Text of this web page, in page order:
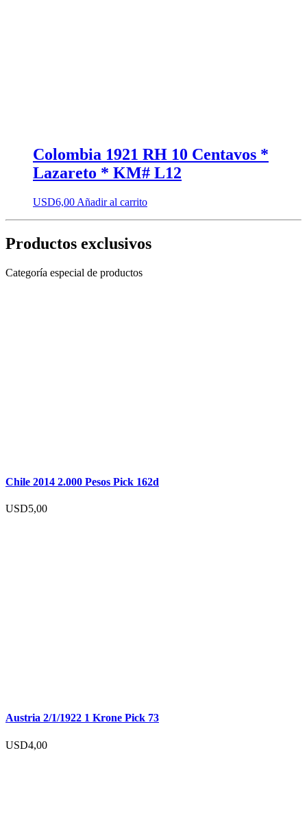
Colombia 1921 RH 10 Centavos *
Lazareto * KM# L12
USD6,00 Añadir al carrito
Productos exclusivos
Categoría especial de productos
Chile 2014 2.000 Pesos Pick 162d
USD5,00
Austria 2/1/1922 1 Krone Pick 73
USD4,00